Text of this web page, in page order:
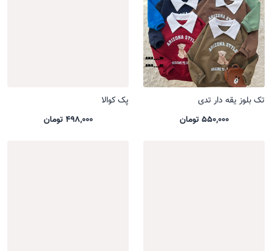
تک بلوز یقه دار تدی
550,000 تومان
پک کوالا
498,000 تومان